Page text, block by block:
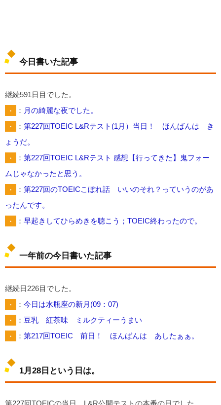
今日書いた記事
継続591日目でした。
・
： 月の綺麗な夜でした。
・
： 第227回TOEIC L&Rテスト(1月）当日！ ほんばんは き
ょうだ。
・
： 第227回TOEIC L&Rテスト 感想【行ってきた】鬼フォー
ムじゃなかったと思う。
・
： 第227回のTOEICこぼれ話 いいのそれ？っていうのがあ
ったんです。
・
： 早起きしてひらめきを聴こう；TOEIC終わったので。
一年前の今日書いた記事
継続日226目でした。
・
： 今日は水瓶座の新月(09：07)
・
： 豆乳 紅茶味 ミルクティーうまい
・
： 第217回TOEIC 前日！ ほんばんは あしたぁぁ。
1月28日という日は。
第227回TOEICの当日、L&R公開テストの本番の日でした。